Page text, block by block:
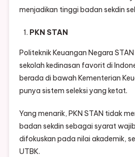
menjadikan tinggi badan sekdin
PKN STAN
Politeknik Keuangan Negara
sekolah kedinasan favorit di
berada di bawah Kementerian
punya sistem seleksi yang ketat.
Yang menarik, PKN STAN tidak
badan sekdin sebagai syarat
difokuskan pada nilai akademik,
UTBK.